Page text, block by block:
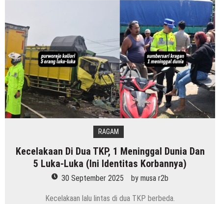
RAGAM
Kecelakaan Di Dua TKP, 1 Meninggal Dunia Dan
5 Luka-Luka (Ini Identitas Korbannya)
30 September 2025 by musa r2b
Kecelakaan lalu lintas di dua TKP berbeda.